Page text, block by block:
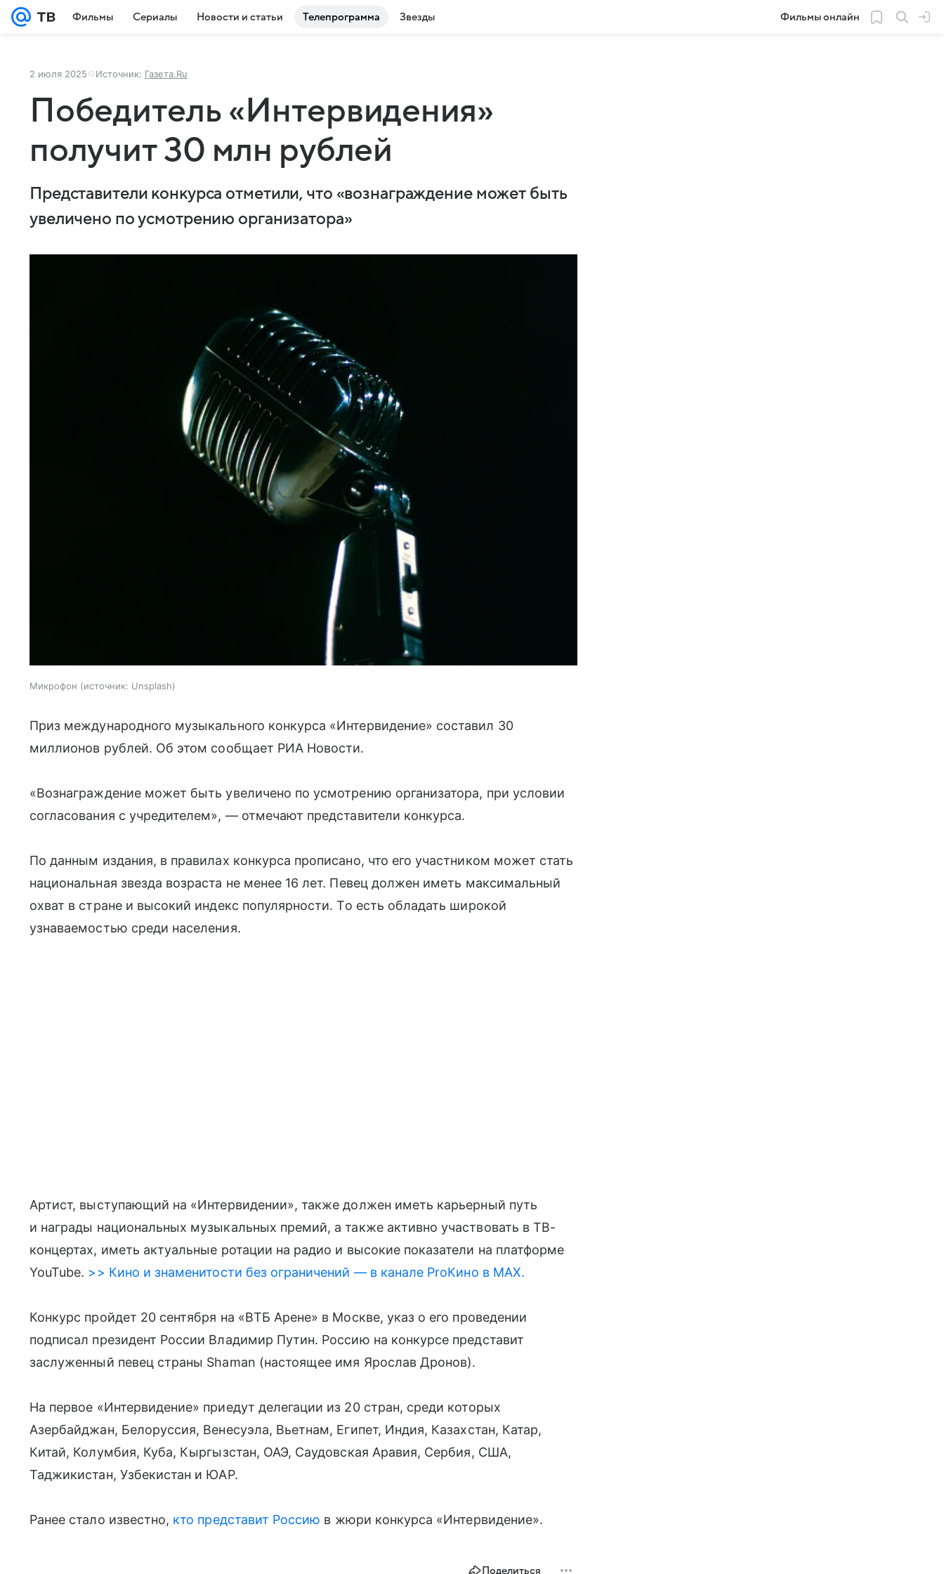
Фильмы Сериалы Новости и статьи Телепрограмма Звезды Фильмы онлайн
2 июля 2025 Источник: Газета.Ru
Победитель «Интервидения»
получит 30 млн рублей
Представители конкурса отметили, что «вознаграждение может быть
увеличено по усмотрению организатора»
Микрофон источник: Unsplash
Приз международного музыкального конкурса «Интервидение» составил 30
миллионов рублей. Об этом сообщает РИА Новости.
«Вознаграждение может быть увеличено по усмотрению организатора, при условии
согласования с учредителем», — отмечают представители конкурса.
По данным издания, в правилах конкурса прописано, что его участником может стать
национальная звезда возраста не менее 16 лет. Певец должен иметь максимальный
охват в стране и высокий индекс популярности. То есть обладать широкой
узнаваемостью среди населения.
Артист, выступающий на «Интервидении», также должен иметь карьерный путь
и награды национальных музыкальных премий, а также активно участвовать в ТВ-
концертах, иметь актуальные ротации на радио и высокие показатели на платформе
YouTube. >> Кино и знаменитости без ограничений — в канале ProКино в MAX.
Конкурс пройдет 20 сентября на «ВТБ Арене» в Москве, указ о его проведении
подписал президент России Владимир Путин. Россию на конкурсе представит
заслуженный певец страны Shaman (настоящее имя Ярослав Дронов).
На первое «Интервидение» приедут делегации из 20 стран, среди которых
Азербайджан, Белоруссия, Венесуэла, Вьетнам, Египет, Индия, Казахстан, Катар,
Китай, Колумбия, Куба, Кыргызстан, ОАЭ, Саудовская Аравия, Сербия, США,
Таджикистан, Узбекистан и ЮАР.
Ранее стало известно, кто представит Россию в жюри конкурса «Интервидение».
Поделиться